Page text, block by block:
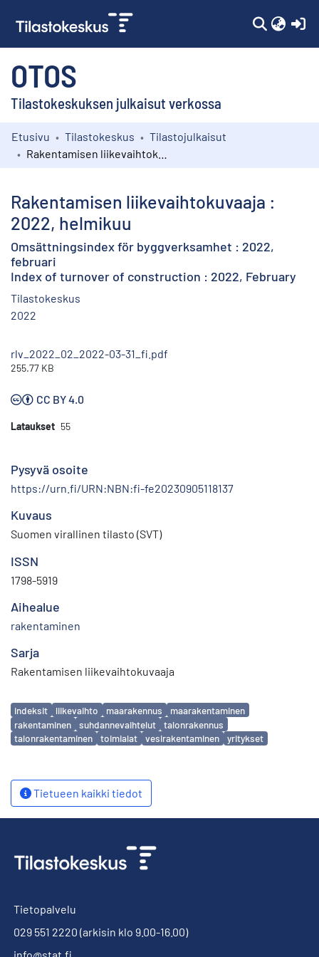
OTOS
Tilastokeskuksen julkaisut verkossa
Kokoelmat
Etusivu Tilastokeskus
Tilastojulkaisut
Rakentamisen liikevaihtokuvaaja :
2022, helmikuu
Omsättningsindex för byggverksamhet : 2022,
februari
Index of turnover of construction : 2022, February
Tilastokeskus
2022
rlv_2022_02_2022-03-31_fi.pdf
255.77 KB
CC BY 4.0
Lataukset 55
Pysyvä osoite
https://urn.fi/URN:NBN:fi-fe20230905118137
Kuvaus
Suomen virallinen tilasto (SVT)
ISSN
1798-5919
Aihealue
rakentaminen
Sarja
Rakentamisen liikevaihtokuvaaja
Avainsanat
indeksit liikevaihto maarakennus
maarakentaminen
rakentaminen
suhdannevaihtelut
talonrakennus
talonrakentaminen
toimialat vesirakentaminen yritykset
Tietueen kaikki tiedot
Tietopalvelu
029 551 2220 (arkisin klo 9.00-16.00)